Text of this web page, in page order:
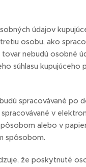
údajov
osobu, ako
nebudú osobné
súhlasu kupujúceho
spracovávané po
v
alebo v
spôsobom.
že poskytnuté